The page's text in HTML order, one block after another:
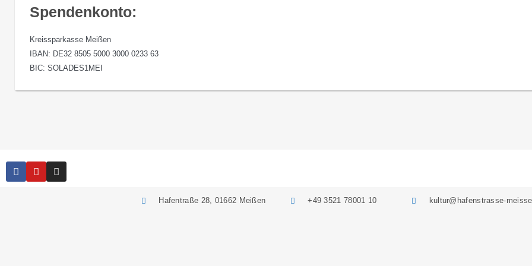
Spendenkonto:
Kreissparkasse Meißen
IBAN: DE32 8505 5000 3000 0233 63
BIC: SOLADES1MEI
Hafentraße 28, 01662 Meißen +49 3521 78001 10 kultur@hafenstrasse-